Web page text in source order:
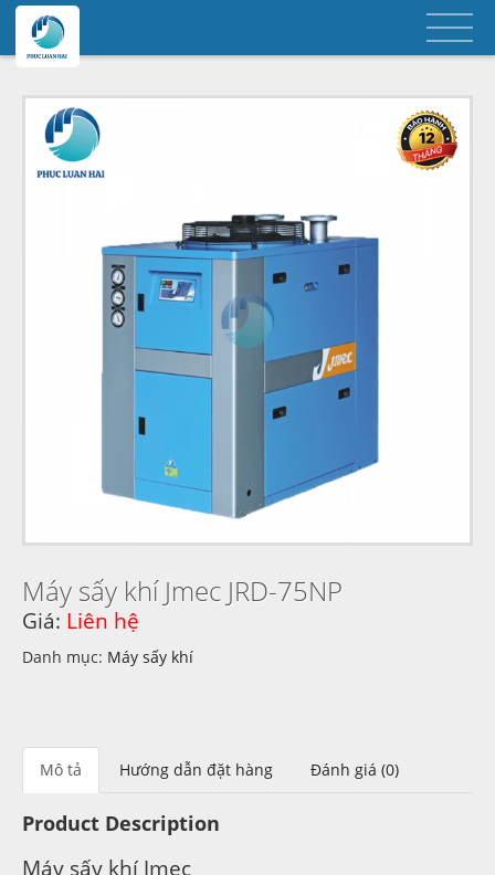
Máy sấy khí Jmec JRD-75NP
Giá: Liên hệ
Danh mục: Máy sấy khí
Mô tả Hướng dẫn đặt hàng Đánh giá (0)
Product Description
Máy sấy khí Jmec